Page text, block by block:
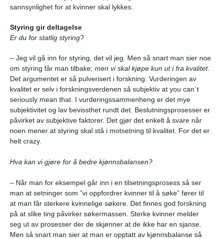
sannsynlighet for at kvinner skal lykkes.
Styring gir deltagelse
Er du for statlig styring?
– Jeg vil gå inn for styring, det vil jeg. Men så snart man sier noe
om styring får man tilbake; men vi skal kjøpe kun ut i fra kvalitet.
Det argumentet er så pulverisert i forskning. Vurderingen av
kvalitet er selv i forskningsverdenen så subjektiv at you can´t
seriously mean that. I vurderingssammenheng er det mye
subjektivitet og lav bevissthet rundt det. Beslutningsprosesser er
påvirket av subjektive faktorer. Det gjør det enkelt å svare når
noen mener at styring skal stå i motsetning til kvalitet. For det er
helt crazy.
Hva kan vi gjøre for å bedre kjønnsbalansen?
– Når man for eksempel går inn i en tilsetningsprosess så ser
man at setninger som ”vi oppfordrer kvinner til å søke” fører til
at man får sterkere kvinnelige søkere. Det finnes god forskning
på at slike ting påvirker søkermassen. Sterke kvinner melder
seg ut av prosesser der de skjønner at de ikke har en sjanse.
Men så snart man sier at man er opptatt av kjønnsbalanse så